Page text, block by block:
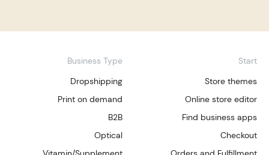
Start
Store themes
Online store editor
Find business apps
Checkout
Business Type
Dropshipping
Print on demand
B2B
Optical